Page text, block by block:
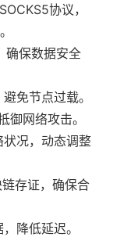
协议，
确保数据安全
免节点过载。
御网络攻击。
状况，动态调整
存证，确保合
降低延迟。